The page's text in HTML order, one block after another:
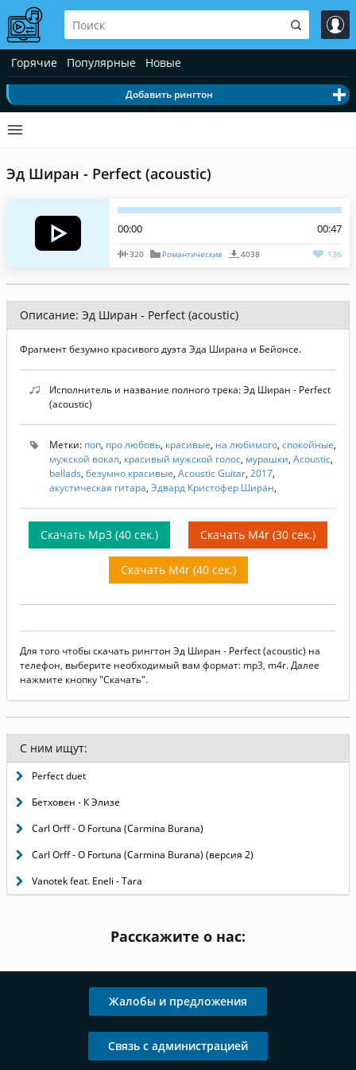
Горячие Популярные Новые
Добавить рингтон
Эд Ширан - Perfect (acoustic)
00:00 00:47
320 Романтические 4038 136
Описание: Эд Ширан - Perfect (acoustic)
Фрагмент безумно красивого дуэта Эда Ширана и Бейонсе.
Исполнитель и название полного трека: Эд Ширан - Perfect
(acoustic)
Метки: поп, про любовь, красивые, на любимого, спокойные,
мужской вокал, красивый мужской голос, мурашки, Acoustic,
ballads, безумно красивые, Acoustic Guitar, 2017,
акустическая гитара, Эдвард Кристофер Ширан,
Скачать Mp3 (40 сек.) Скачать M4r (30 сек.)
Скачать M4r (40 сек.)
Для того чтобы скачать рингтон Эд Ширан - Perfect (acoustic) на
телефон, выберите необходимый вам формат: mp3, m4r. Далее
нажмите кнопку "Скачать".
С ним ищут:
Perfect duet
Бетховен - К Элизе
Carl Orff - O Fortuna (Carmina Burana)
Carl Orff - O Fortuna (Carmina Burana) (версия 2)
Vanotek feat. Eneli - Tara
Расскажите о нас:
Жалобы и предложения
Связь с администрацией